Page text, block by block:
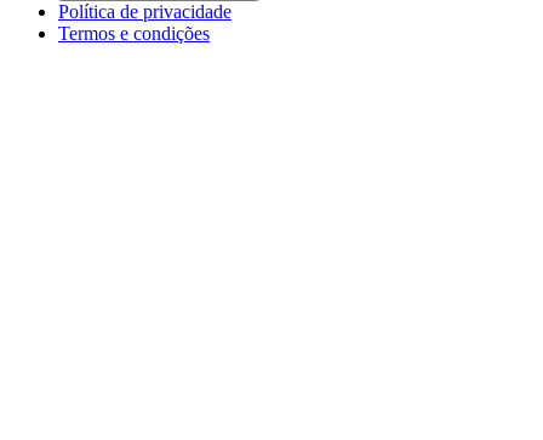
Política de privacidade
Termos e condições